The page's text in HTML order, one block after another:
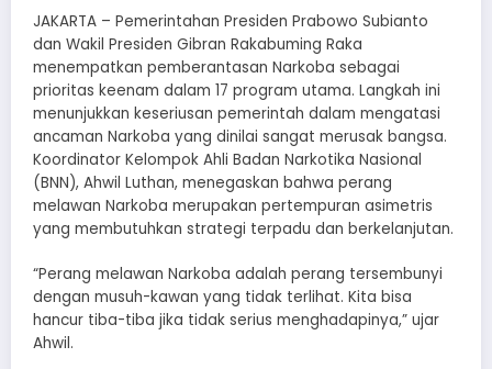
JAKARTA – Pemerintahan Presiden Prabowo Subianto
dan Wakil Presiden Gibran Rakabuming Raka
menempatkan pemberantasan Narkoba sebagai
prioritas keenam dalam 17 program utama. Langkah ini
menunjukkan keseriusan pemerintah dalam mengatasi
ancaman Narkoba yang dinilai sangat merusak bangsa.
Koordinator Kelompok Ahli Badan Narkotika Nasional
(BNN), Ahwil Luthan, menegaskan bahwa perang
melawan Narkoba merupakan pertempuran asimetris
yang membutuhkan strategi terpadu dan berkelanjutan.
“Perang melawan Narkoba adalah perang tersembunyi
dengan musuh-kawan yang tidak terlihat. Kita bisa
hancur tiba-tiba jika tidak serius menghadapinya,” ujar
Ahwil.